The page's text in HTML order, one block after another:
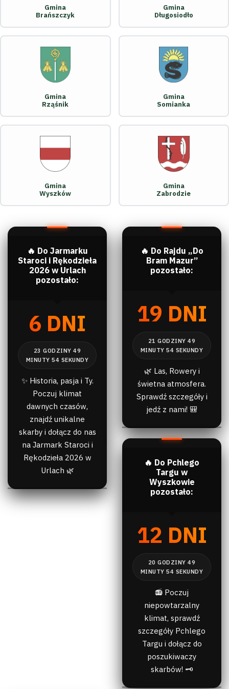
Gmina
Brańszczyk
Gmina
Długosiodło
Gmina
Rząśnik
Gmina
Somianka
Gmina
Wyszków
Gmina
Zabrodzie
🔥 Do Jarmarku
Staroci i Rękodzieła
2026 w Urlach
pozostało:
6 DNI
✨ Historia, pasja i Ty.
Poczuj klimat
dawnych czasów,
znajdź unikalne
skarby i dołącz do nas
na Jarmark Staroci i
Rękodzieła 2026 w
Urlach 🌿
🔥 Do Rajdu „Do
Bram Mazur”
pozostało:
19 DNI
🌿 Las, Rowery i
świetna atmosfera.
Sprawdź szczegóły i
jedź z nami! 🎒
🔥 Do Pchlego
Targu w
Wyszkowie
pozostało:
12 DNI
📻 Poczuj
niepowtarzalny
klimat, sprawdź
szczegóły Pchlego
Targu i dołącz do
poszukiwaczy
skarbów! 🗝️